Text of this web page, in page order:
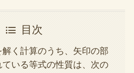
目次
く計算のうち、矢印の部
いる等式の性質は、次の